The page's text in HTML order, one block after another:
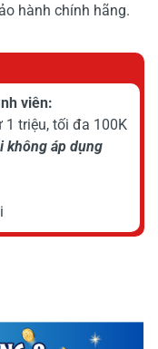
hành chính hãng.
viên:
1 triệu, tối đa 100K
không áp dụng